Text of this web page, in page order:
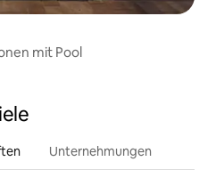
mit Pool
Unternehmungen